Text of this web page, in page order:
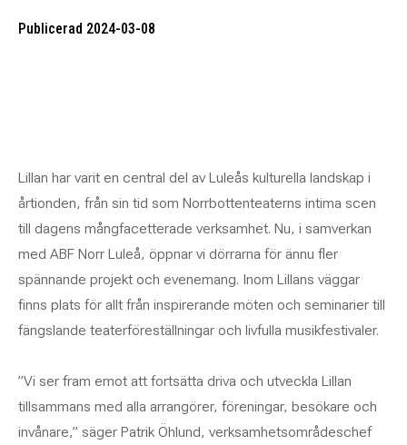
Publicerad 2024-03-08
Lillan har varit en central del av Luleås kulturella landskap i
årtionden, från sin tid som Norrbottenteaterns intima scen
till dagens mångfacetterade verksamhet. Nu, i samverkan
med ABF Norr Luleå, öppnar vi dörrarna för ännu fler
spännande projekt och evenemang. Inom Lillans väggar
finns plats för allt från inspirerande möten och seminarier till
fängslande teaterföreställningar och livfulla musikfestivaler.
”Vi ser fram emot att fortsätta driva och utveckla Lillan
tillsammans med alla arrangörer, föreningar, besökare och
invånare,” säger Patrik Öhlund, verksamhetsområdeschef